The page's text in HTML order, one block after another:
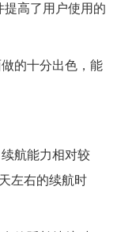
提高了用户使用的
的十分出色，能
航能力相对较
左右的续航时